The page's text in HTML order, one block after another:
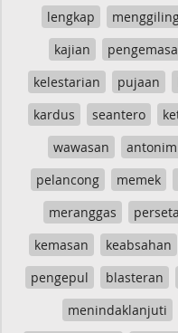
lengkap
kajian
kelestarian
pujaan
kardus
seantero
wawasan
antonim
pelancong
memek
meranggas
kemasan
keabsahan
pengepul
blasteran
menindaklanjuti